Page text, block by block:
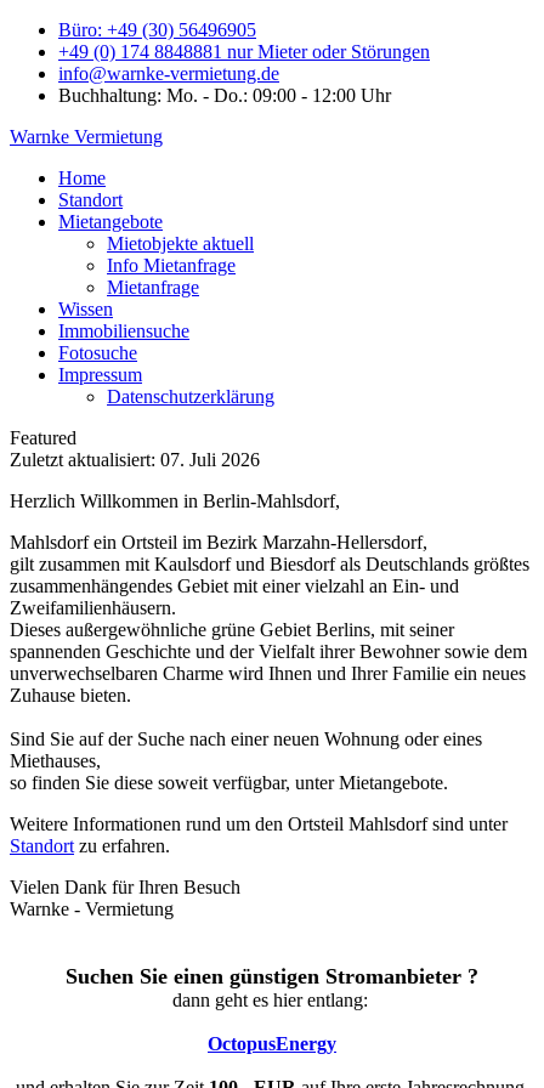
Büro: +49 (30) 56496905
+49 (0) 174 8848881 nur Mieter oder Störungen
info@warnke-vermietung.de
Buchhaltung: Mo. - Do.: 09:00 - 12:00 Uhr
Warnke Vermietung
Home
Standort
Mietangebote
Mietobjekte aktuell
Info Mietanfrage
Mietanfrage
Wissen
Immobiliensuche
Fotosuche
Impressum
Datenschutzerklärung
Featured
Zuletzt aktualisiert: 07. Juli 2026
Herzlich Willkommen in Berlin-Mahlsdorf,
Mahlsdorf ein Ortsteil im Bezirk Marzahn-Hellersdorf,
gilt zusammen mit Kaulsdorf und Biesdorf als Deutschlands größtes
zusammenhängendes Gebiet mit einer vielzahl an Ein- und
Zweifamilienhäusern.
Dieses außergewöhnliche grüne Gebiet Berlins, mit seiner
spannenden Geschichte und der Vielfalt ihrer Bewohner sowie dem
unverwechselbaren Charme wird Ihnen und Ihrer Familie ein neues
Zuhause bieten.
Sind Sie auf der Suche nach einer neuen Wohnung oder eines
Miethauses,
so finden Sie diese soweit verfügbar, unter Mietangebote.
Weitere Informationen rund um den Ortsteil Mahlsdorf sind unter
Standort zu erfahren.
Vielen Dank für Ihren Besuch
Warnke - Vermietung
Suchen Sie einen günstigen Stromanbieter ?
dann geht es hier entlang:
OctopusEnergy